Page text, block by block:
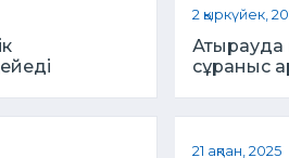
2 қыркүйек,
Атырауда
сұраныс
21 ақпан, 2025